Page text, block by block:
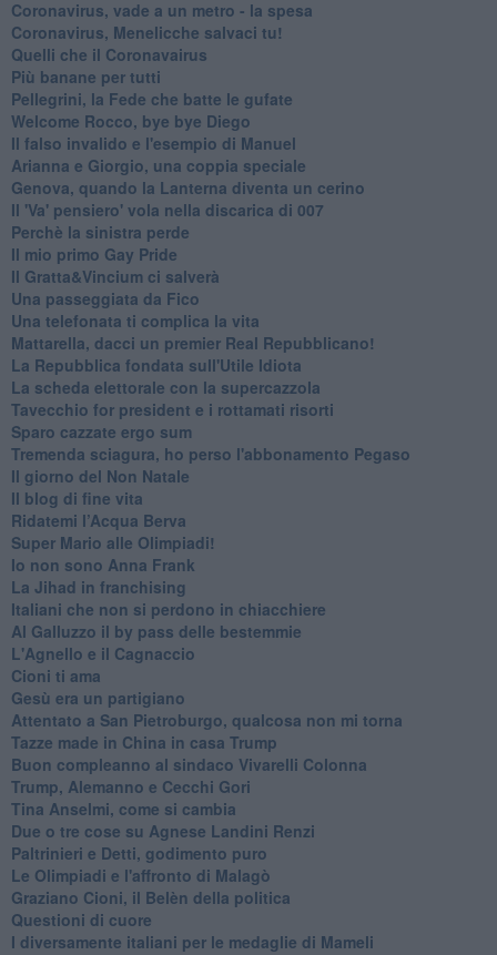
Coronavirus, vade a un metro - la spesa
Coronavirus, Menelicche salvaci tu!
Quelli che il Coronavairus
Più banane per tutti
Pellegrini, la Fede che batte le gufate
Welcome Rocco, bye bye Diego
Il falso invalido e l'esempio di Manuel
Arianna e Giorgio, una coppia speciale
Genova, quando la Lanterna diventa un cerino
Il 'Va' pensiero' vola nella discarica di 007
Perchè la sinistra perde
Il mio primo Gay Pride
Il Gratta&Vincium ci salverà
Una passeggiata da Fico
Una telefonata ti complica la vita
Mattarella, dacci un premier Real Repubblicano!
La Repubblica fondata sull'Utile Idiota
La scheda elettorale con la supercazzola
Tavecchio for president e i rottamati risorti
Sparo cazzate ergo sum
Tremenda sciagura, ho perso l'abbonamento Pegaso
Il giorno del Non Natale
Il blog di fine vita
​Ridatemi l’Acqua Berva
Super Mario alle Olimpiadi!
Io non sono Anna Frank
​La Jihad in franchising
Italiani che non si perdono in chiacchiere
Al Galluzzo il by pass delle bestemmie
L'Agnello e il Cagnaccio
Cioni ti ama
​Gesù era un partigiano
Attentato a San Pietroburgo, qualcosa non mi torna
Tazze made in China in casa Trump
Buon compleanno al sindaco Vivarelli Colonna
Trump, Alemanno e Cecchi Gori
Tina Anselmi, come si cambia
Due o tre cose su Agnese Landini Renzi
Paltrinieri e Detti, godimento puro
Le Olimpiadi e l'affronto di Malagò
Graziano Cioni, il Belèn della politica
Questioni di cuore
I diversamente italiani per le medaglie di Mameli